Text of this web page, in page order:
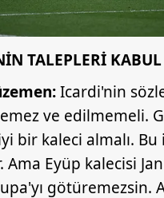
TALEPLERİ
Icardi'nin
ve edilmemeli.
bir kaleci almalı. Bu
Ama Eyüp kalecisi
götüremezsin.